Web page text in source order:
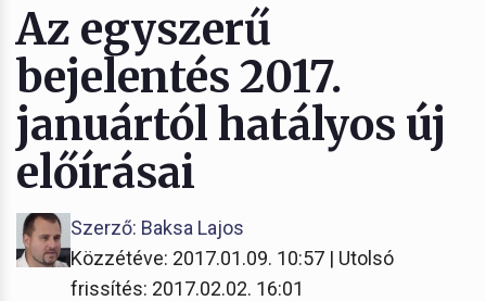
Az egyszerű
bejelentés 2017.
januártól hatályos új
előírásai
Szerző: Baksa Lajos
Közzétéve: 2017.01.09. 10:57 | Utolsó
frissítés: 2017.02.02. 16:01